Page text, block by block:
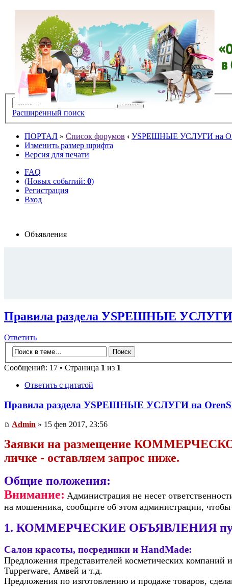
Расширенный поиск
ПОРТАЛ » Список форумов ‹ УSPЕШНЫЕ УСЛУГИ на
Изменить размер шрифта
Версия для печати
FAQ
(Новых событий: 0)
Регистрация
Вход
Объявления
Правила раздела УSPЕШНЫЕ УСЛУГИ
Ответить
Сообщений: 17 • Страница 1 из 1
Ответить с цитатой
Правила раздела УSPЕШНЫЕ УСЛУГИ на
Admin » 15 фев 2017, 23:56
Заявки на размещение
личке - оставляем запрос ниже.
Общие положения:
Внимание: Администрация не несет
на мошенника, сообщите об этом администрации, чтобы
1. КОММЕРЧЕСКИЕ ОБЪЯВЛЕНИЯ
Салон красоты, посредники и HandMade:
Предложения представителей косметических
Tupperware, Амвей и т.д.
Предложения по изготовлению и продаже товаров,